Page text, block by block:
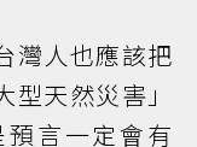
灣人也應該把
型天然災害」
言一定會有